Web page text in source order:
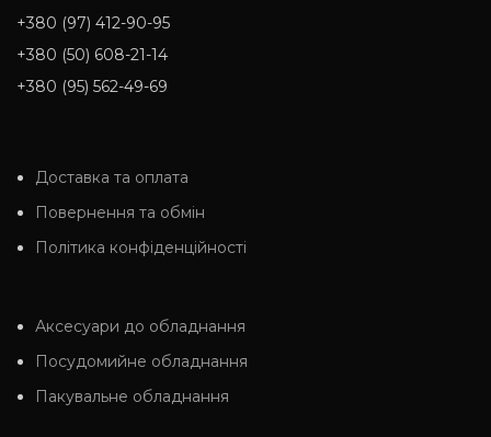
+380 (97) 412-90-95
+380 (50) 608-21-14
+380 (95) 562-49-69
Доставка та оплата
Повернення та обмін
Політика конфіденційності
Аксесуари до обладнання
Посудомийне обладнання
Пакувальне обладнання